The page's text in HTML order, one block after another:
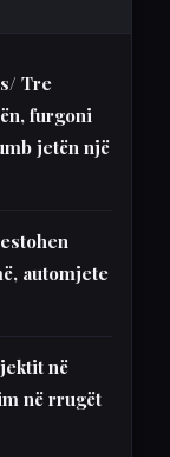
Tre
furgoni
jetën një
automjete
në
në rrugët